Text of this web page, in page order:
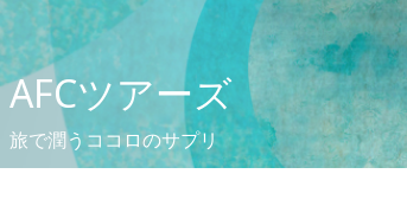
AFCツアーズ
旅で潤うココロのサプリ